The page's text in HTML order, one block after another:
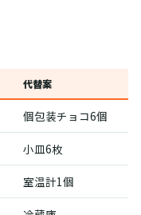
代替案
個包装チョコ6個
小皿6枚
室温計1個